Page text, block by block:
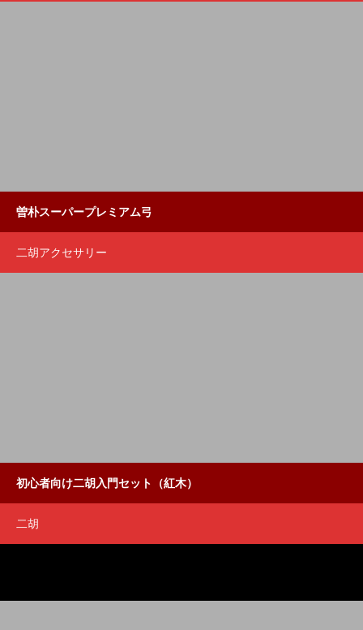
曽朴スーパープレミアム弓
二胡アクセサリー
初心者向け二胡入門セット（紅木）
二胡